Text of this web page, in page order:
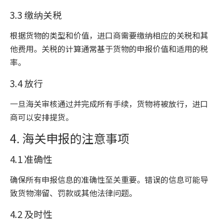
3.3 缴纳关税
根据货物的类型和价值，进口商需要缴纳相应的关税和其
他费用。关税的计算通常基于货物的申报价值和适用的税
率。
3.4 放行
一旦海关审核通过并完成所有手续，货物将被放行，进口
商可以安排提货。
4. 海关申报的注意事项
4.1 准确性
确保所有申报信息的准确性至关重要。错误的信息可能导
致货物滞留、罚款或其他法律问题。
4.2 及时性